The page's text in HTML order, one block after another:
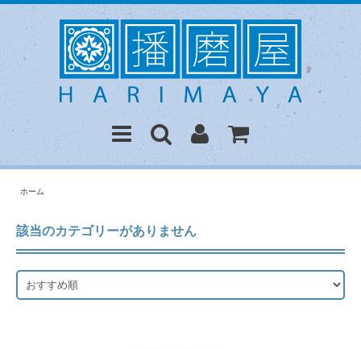
ホーム
該当のカテゴリーがありません